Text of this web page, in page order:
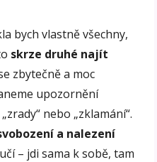
bych vlastně všechny,
skrze druhé najít
zbytečně a moc
upozornění
nebo „zklamání“.
a nalezení
– jdi sama k sobě, tam